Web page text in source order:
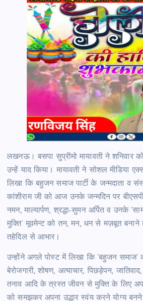
लखनऊ। बसपा सुप्रीमो मायावती ने शनिवार
उन्हें याद किया। मायावती ने सोशल मीडिया
लिखा कि बहुजन समाज पार्टी के जन्मदाता व
कांशीराम जी को आज उनके जन्मदिन पर
नमन, माल्यार्पण, श्रद्धा-सुमन अर्पित व उनके
मुक्ति’ मूवमेन्ट को तन, मन, धन से मज़बूत
तहेदिल से आभार।
उन्होंने अगले पोस्ट में लिखा कि ‘बहुजन समाज’
बेरोजगारी, शोषण, अत्याचार, पिछड़ेपन,
तनाव आदि के त्रस्त जीवन से मुक्ति के लिए
को समझकर अपना उद्धार स्वंय करने योग्य बनने